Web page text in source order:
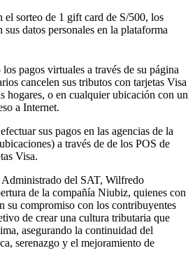
el sorteo de 1 gift card de S/500, los
datos personales en la plataforma
pagos virtuales a través de su página
cancelen sus tributos con tarjetas Visa
hogares, o en cualquier ubicación con un
a Internet.
sus pagos en las agencias de la
a través de de los POS de
Visa.
del SAT, Wilfredo
de la compañía Niubiz, quienes con
su compromiso con los contribuyentes
de crear una cultura tributaria que
asegurando la continuidad del
serenazgo y el mejoramiento de